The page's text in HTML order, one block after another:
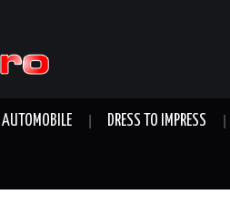
AUTOMOBILE DRESS TO IMPRESS